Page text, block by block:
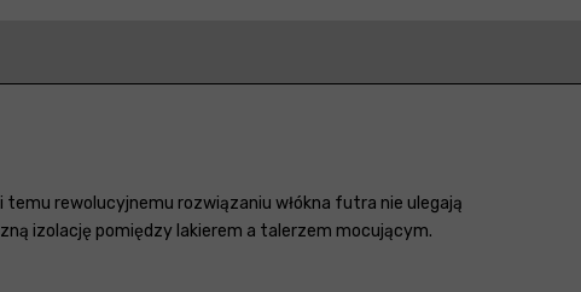
rewolucyjnemu rozwiązaniu włókna futra nie ulegają
izolację pomiędzy lakierem a talerzem mocującym.